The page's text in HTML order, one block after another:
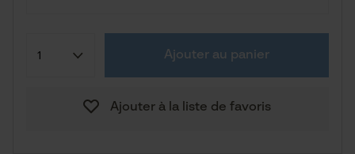
Ajouter au panier
Ajouter à la liste de favoris